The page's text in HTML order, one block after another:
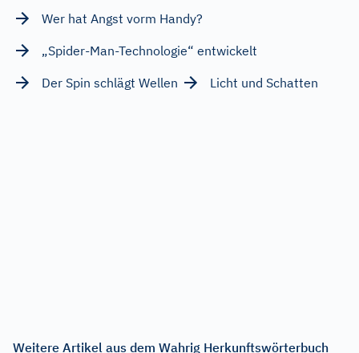
Wer hat Angst vorm Handy?
„Spider-Man-Technologie“ entwickelt
Der Spin schlägt Wellen
Licht und Schatten
Weitere Artikel aus dem Wahrig Herkunftswörterbuch